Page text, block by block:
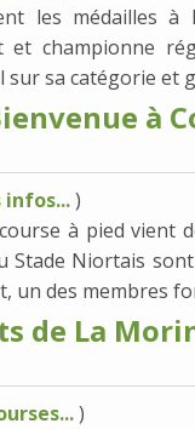
les médailles à
championne
sa catégorie et
à
infos...)
à pied vient
Stade Niortais
un des membres
de La
)